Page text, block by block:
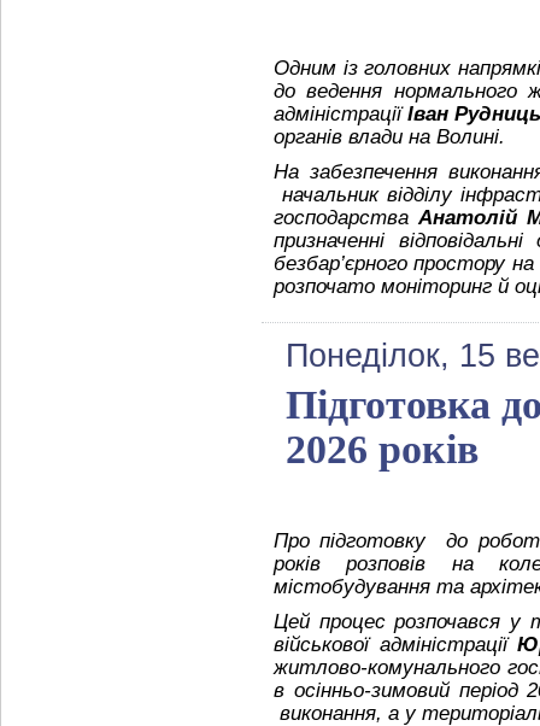
Одним із головних
до ведення нормального
адміністраціїІван
органів влади на Волині.
На забезпечення
начальник відділу
господарстваАнатолій
призначенні
безбар’єрного простору
розпочато моніторинг й
Понеділок, 15
Підготовка
2026 років
Про підготовку до
років розповів на
містобудування та
Цей процес розпочався у
військової адміністрації
житлово-комунального
в осінньо-зимовий період
виконання, а у